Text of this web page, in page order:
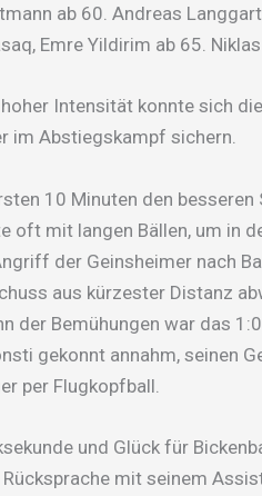
ab 60. Andreas
Emre Yildirim ab 65.
Intensität konnte sich
im Abstiegskampf sichern.
10 Minuten den
oft mit langen Bällen, um in
der Geinsheimer nach
aus kürzester Distanz
der Bemühungen war das
gekonnt annahm, seinen
per Flugkopfball.
und Glück für
mit seinem